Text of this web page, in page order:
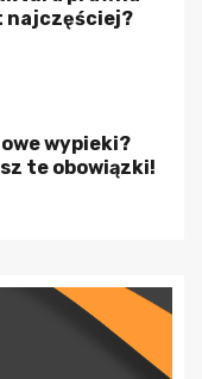
najczęściej?
wypieki?
te obowiązki!